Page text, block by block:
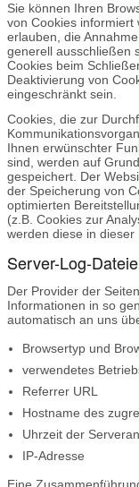
Sie können Ihren
von Cookies informiert
erlauben, die
generell ausschließen
Cookies beim
Deaktivierung von
eingeschränkt sein.
Cookies, die zur
Ihnen erwünschter
sind, werden auf
gespeichert. Der
der Speicherung von
optimierten
(z.B. Cookies zur
werden diese in
Server-Log-
Der Provider der
Informationen in so
automatisch an uns
Browsertyp und
verwendetes
Referrer URL
Hostname des
Uhrzeit der
IP-Adresse